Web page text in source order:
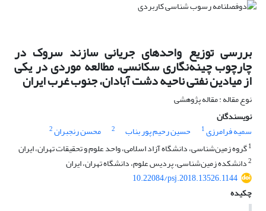
بررسی توزیع واحدهای جریانی سازند سروک در
چارچوب چینه‌نگاری سکانسی، مطالعه موردی در یکی
از میادین نفتی ناحیه دشت آبادان، جنوب غرب ایران
نوع مقاله : مقاله پژوهشی
نویسندگان
سمیه فرامرزی1 حسین رحیم پور بناب 2 محسن رنجبران2
1گروه زمین‌شناسی، دانشگاه آزاد اسلامی، واحد علوم و تحقیقات تهران، ایران
2دانشکده زمین‌شناسی، پردیس علوم، دانشگاه تهران، ایران
10.22084/psj.2018.13526.1144
چکیده